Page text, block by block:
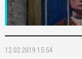
12.02.2019 15:54